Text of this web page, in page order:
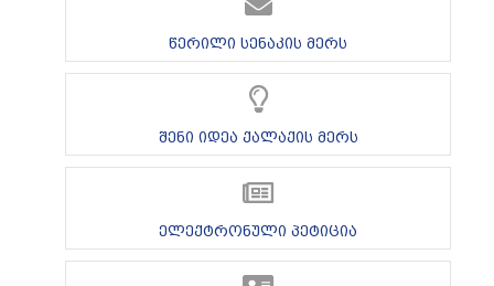
წერილი სენაკის მერს
შენი იდეა ქალაქის მერს
ელექტრონული პეტიცია